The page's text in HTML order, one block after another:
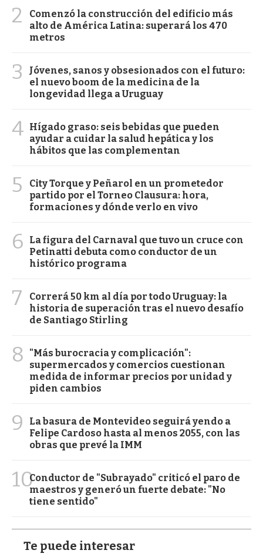
2
Comenzó la construcción del edificio más
alto de América Latina: superará los 470
metros
3
Jóvenes, sanos y obsesionados con el futuro:
el nuevo boom de la medicina de la
longevidad llega a Uruguay
4 Hígado graso: seis bebidas que pueden
ayudar a cuidar la salud hepática y los
hábitos que las complementan
5
City Torque y Peñarol en un prometedor
partido por el Torneo Clausura: hora,
formaciones y dónde verlo en vivo
6
La figura del Carnaval que tuvo un cruce con
Petinatti debuta como conductor de un
histórico programa
7
Correrá 50 km al día por todo Uruguay: la
historia de superación tras el nuevo desafío
de Santiago Stirling
8
"Más burocracia y complicación":
supermercados y comercios cuestionan
medida de informar precios por unidad y
piden cambios
9
La basura de Montevideo seguirá yendo a
Felipe Cardoso hasta al menos 2055, con las
obras que prevé la IMM
10Conductor de "Subrayado" criticó el paro de
maestros y generó un fuerte debate: "No
tiene sentido"
Te puede interesar